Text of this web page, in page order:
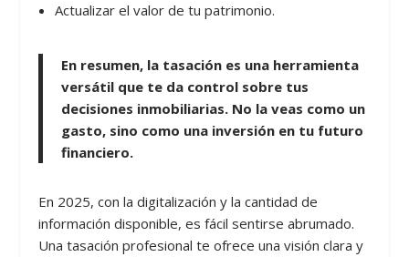
Actualizar el valor de tu patrimonio.
En resumen, la tasación es una herramienta
versátil que te da control sobre tus
decisiones inmobiliarias. No la veas como un
gasto, sino como una inversión en tu futuro
financiero.
En 2025, con la digitalización y la cantidad de
información disponible, es fácil sentirse abrumado.
Una tasación profesional te ofrece una visión clara y